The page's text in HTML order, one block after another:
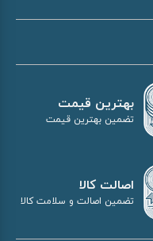
بهترین قیمت
تضمین بهترین قیمت
اصالت کالا
تضمین اصالت و سلامت کالا